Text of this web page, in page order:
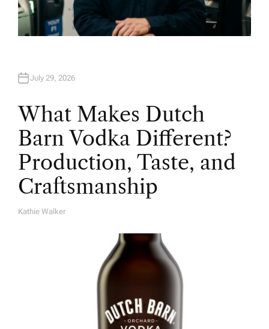
July 29, 2026
What Makes Dutch
Barn Vodka Different?
Production, Taste, and
Craftsmanship
A
Kathie Walker